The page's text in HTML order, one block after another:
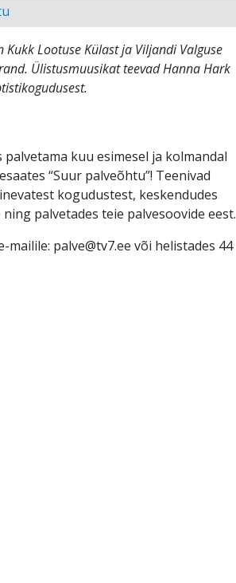
Lootuse Külast ja Viljandi Valguse
Ülistusmuusikat teevad Hanna Hark
kuu esimesel ja kolmandal
“Suur palveõhtu”! Teenivad
kogudustest, keskendudes
palvetades teie palvesoovide eest.
mailile: palve@tv7.ee või helistades 44